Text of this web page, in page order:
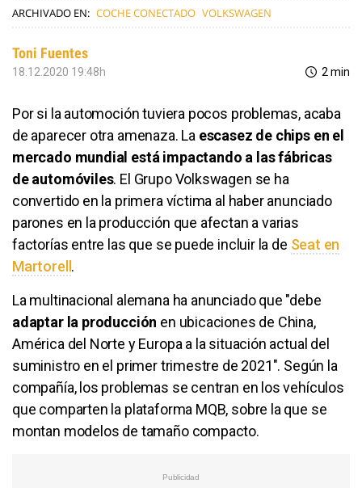
ARCHIVADO EN: COCHE CONECTADO VOLKSWAGEN
Toni Fuentes
18.12.2020 19:48h 2 min
Por si la automoción tuviera pocos problemas, acaba
de aparecer otra amenaza. La escasez de chips en el
mercado mundial está impactando a las fábricas
de automóviles. El Grupo Volkswagen se ha
convertido en la primera víctima al haber anunciado
parones en la producción que afectan a varias
factorías entre las que se puede incluir la de Seat en
Martorell.
La multinacional alemana ha anunciado que "debe
adaptar la producción en ubicaciones de China,
América del Norte y Europa a la situación actual del
suministro en el primer trimestre de 2021". Según la
compañía, los problemas se centran en los vehículos
que comparten la plataforma MQB, sobre la que se
montan modelos de tamaño compacto.